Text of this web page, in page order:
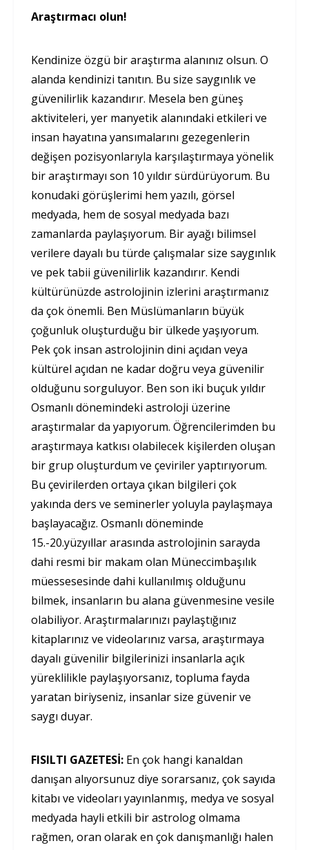
Araştırmacı olun!
Kendinize özgü bir araştırma alanınız olsun. O
alanda kendinizi tanıtın. Bu size saygınlık ve
güvenilirlik kazandırır. Mesela ben güneş
aktiviteleri, yer manyetik alanındaki etkileri ve
insan hayatına yansımalarını gezegenlerin
değişen pozisyonlarıyla karşılaştırmaya yönelik
bir araştırmayı son 10 yıldır sürdürüyorum. Bu
konudaki görüşlerimi hem yazılı, görsel
medyada, hem de sosyal medyada bazı
zamanlarda paylaşıyorum. Bir ayağı bilimsel
verilere dayalı bu türde çalışmalar size saygınlık
ve pek tabii güvenilirlik kazandırır. Kendi
kültürünüzde astrolojinin izlerini araştırmanız
da çok önemli. Ben Müslümanların büyük
çoğunluk oluşturduğu bir ülkede yaşıyorum.
Pek çok insan astrolojinin dini açıdan veya
kültürel açıdan ne kadar doğru veya güvenilir
olduğunu sorguluyor. Ben son iki buçuk yıldır
Osmanlı dönemindeki astroloji üzerine
araştırmalar da yapıyorum. Öğrencilerimden bu
araştırmaya katkısı olabilecek kişilerden oluşan
bir grup oluşturdum ve çeviriler yaptırıyorum.
Bu çevirilerden ortaya çıkan bilgileri çok
yakında ders ve seminerler yoluyla paylaşmaya
başlayacağız. Osmanlı döneminde
15.-20.yüzyıllar arasında astrolojinin sarayda
dahi resmi bir makam olan Müneccimbaşılık
müessesesinde dahi kullanılmış olduğunu
bilmek, insanların bu alana güvenmesine vesile
olabiliyor. Araştırmalarınızı paylaştığınız
kitaplarınız ve videolarınız varsa, araştırmaya
dayalı güvenilir bilgilerinizi insanlarla açık
yüreklilikle paylaşıyorsanız, topluma fayda
yaratan biriyseniz, insanlar size güvenir ve
saygı duyar.
FISILTI GAZETESİ: En çok hangi kanaldan
danışan alıyorsunuz diye sorarsanız, çok sayıda
kitabı ve videoları yayınlanmış, medya ve sosyal
medyada hayli etkili bir astrolog olmama
rağmen, oran olarak en çok danışmanlığı halen